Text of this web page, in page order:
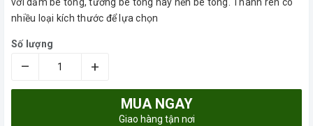
nhiều loại kích thước để lựa chọn
Số lượng
– +
MUA NGAY
Giao hàng tận nơi